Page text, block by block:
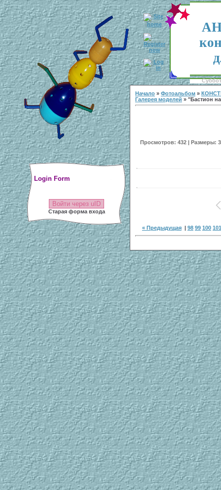
Login Form
Войти через uID
Старая форма входа
Начало » Фотоальбом »
Галерея моделей » "Бастион
Просмотров: 432 | Размеры:
« Предыдущая | 98 99 100 101